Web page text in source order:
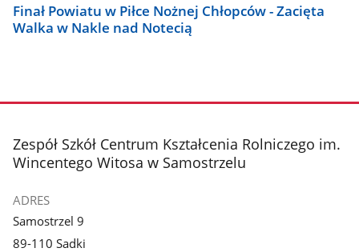
Finał Powiatu w Piłce Nożnej Chłopców - Zacięta
Walka w Nakle nad Notecią
stopka
Zespół Szkół Centrum Kształcenia Rolniczego im.
Wincentego Witosa w Samostrzelu
ADRES
Samostrzel 9
89-110 Sadki